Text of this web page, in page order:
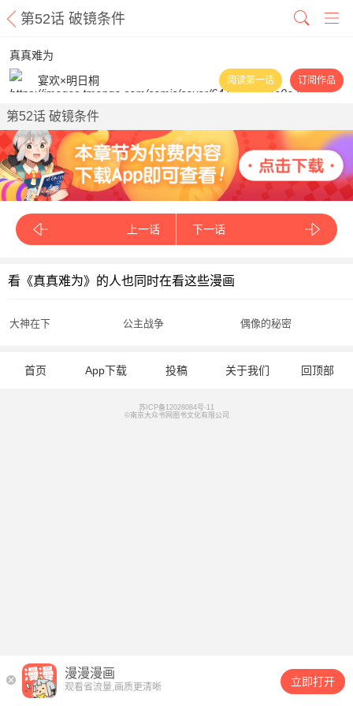
第52话 破镜条件
真真难为
宴欢×明日桐
阅读第一话 订阅作品
第52话 破镜条件
上一话 下一话
看《真真难为》的人也同时在看这些漫画
大神在下 公主战争 偶像的秘密
首页 App下载 投稿 关于我们 回顶部
苏ICP备12028084号-11
©南京大众书网图书文化有限公司
漫漫漫画
观看省流量,画质更清晰 立即打开